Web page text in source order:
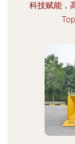
科技赋能，